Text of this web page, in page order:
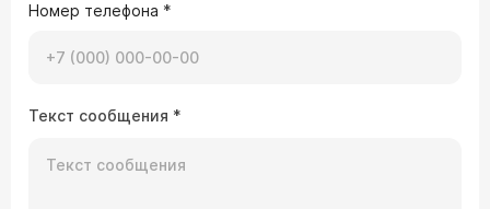
Номер телефона *
Текст сообщения *